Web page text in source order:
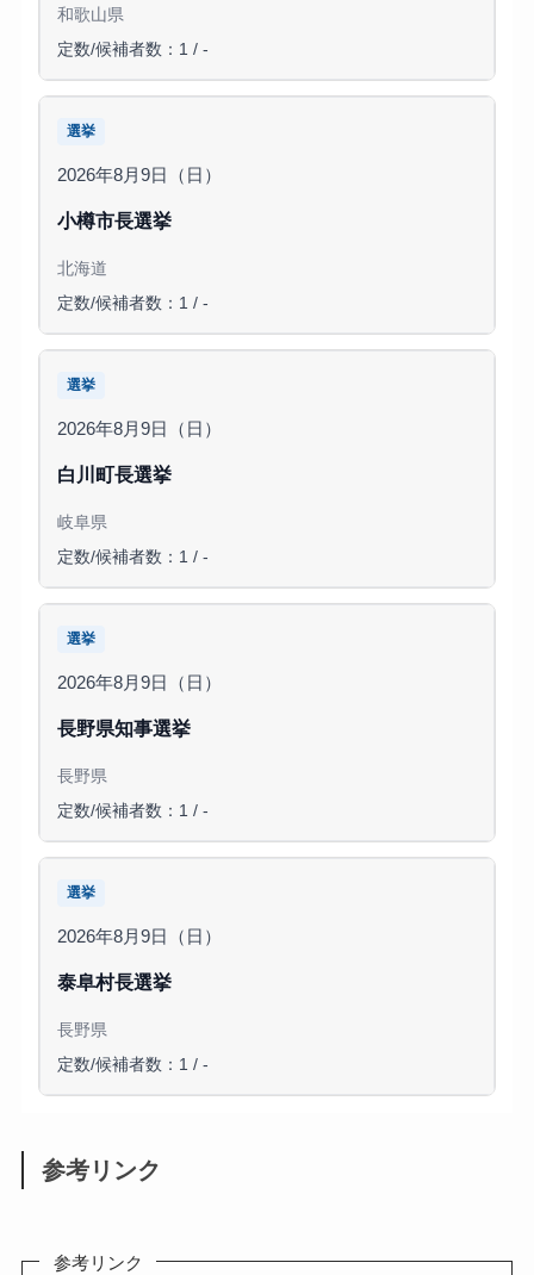
和歌山県
定数/候補者数：1 / -
選挙
2026年8月9日（日）
小樽市長選挙
北海道
定数/候補者数：1 / -
選挙
2026年8月9日（日）
白川町長選挙
岐阜県
定数/候補者数：1 / -
選挙
2026年8月9日（日）
長野県知事選挙
長野県
定数/候補者数：1 / -
選挙
2026年8月9日（日）
泰阜村長選挙
長野県
定数/候補者数：1 / -
参考リンク
参考リンク